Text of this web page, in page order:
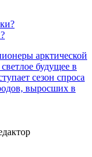
арктической
будущее в
сезон спроса
выросших в